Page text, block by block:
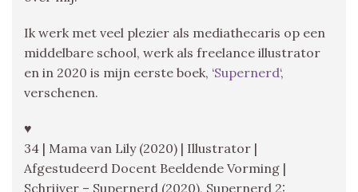
Ik werk met veel plezier als mediathecaris op een
middelbare school, werk als freelance illustrator
en in 2020 is mijn eerste boek, ‘Supernerd‘,
verschenen.
♥
34 | Mama van Lily (2020) | Illustrator |
Afgestudeerd Docent Beeldende Vorming |
Schrijver – Supernerd (2020), Supernerd 2: